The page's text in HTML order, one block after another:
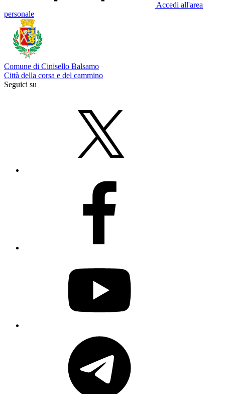
Accedi all'area
personale
Comune di Cinisello Balsamo
Città della corsa e del cammino
Seguici su